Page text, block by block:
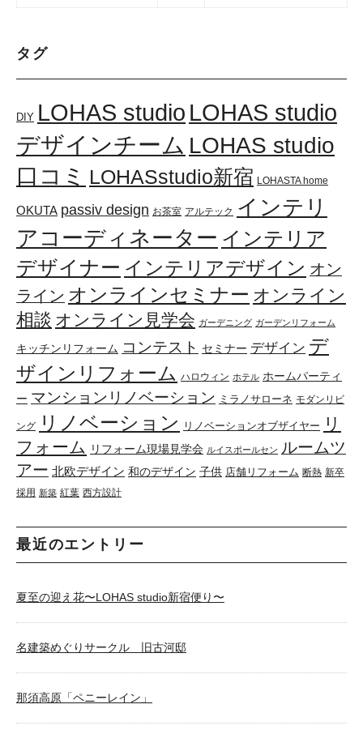
タグ
DIY LOHAS studio LOHAS studio
デザインチーム LOHAS studio
口コミ LOHASstudio新宿 LOHASTA home
OKUTA passiv design お茶室 アルテック インテリ
アコーディネーター インテリア
デザイナー インテリアデザイン オン
ライン オンラインセミナー オンライン
相談 オンライン見学会 ガーデニング ガーデンリフォーム
キッチンリフォーム コンテスト セミナー デザイン デ
ザインリフォーム ハロウィン ホテル ホームパーティ
ー マンションリノベーション ミラノサローネ モダンリビ
ング リノベーション リノベーションオブザイヤー
リ
フォーム リフォーム現場見学会 ルイスポールセン ルームツ
アー 北欧デザイン 和のデザイン 子供 店舗リフォーム 断熱 新卒
採用 新築 紅葉 西方設計
最近のエントリー
夏至の迎え花〜LOHAS studio新宿便り〜
名建築めぐりサークル 旧古河邸
那須高原「ペニーレイン」